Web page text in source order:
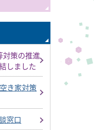
対策の推進
しました
き家対策
窓口